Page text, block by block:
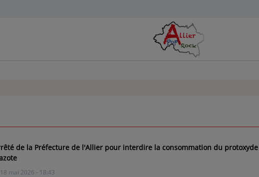
de la Préfecture de l'Allier pour interdire la consommation du protoxyde
18 mai 2026 - 18:43